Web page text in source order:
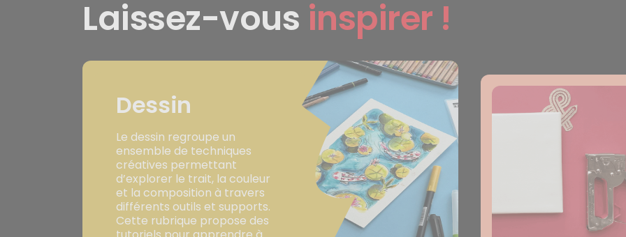
Laissez-vous inspirer !
Dessin
Le dessin regroupe un
ensemble de techniques
créatives permettant
d’explorer le trait, la couleur
et la composition à travers
différents outils et supports.
Cette rubrique propose des